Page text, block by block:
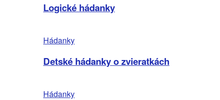
Logické hádanky
Hádanky
Detské hádanky o zvieratkách
Hádanky